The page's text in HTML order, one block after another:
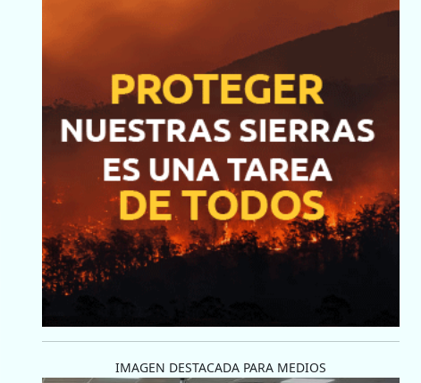
IMAGEN DESTACADA PARA MEDIOS